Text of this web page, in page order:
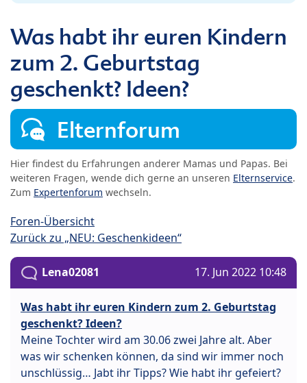
Was habt ihr euren Kindern
zum 2. Geburtstag
geschenkt? Ideen?
Elternforum
Hier findest du Erfahrungen anderer Mamas und Papas. Bei
weiteren Fragen, wende dich gerne an unseren Elternservice.
Zum Expertenforum wechseln.
Foren-Übersicht
Zurück zu „NEU: Geschenkideen“
Lena02081 17. Jun 2022 10:48
Was habt ihr euren Kindern zum 2. Geburtstag
geschenkt? Ideen?
Meine Tochter wird am 30.06 zwei Jahre alt. Aber
was wir schenken können, da sind wir immer noch
unschlüssig… Jabt ihr Tipps? Wie habt ihr gefeiert?